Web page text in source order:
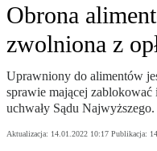
Obrona
zwolniona z
Uprawniony do alimentów
sprawie mającej zablokować
uchwały Sądu Najwyższego.
Aktualizacja: 14.01.2022 10:17 Publikacja: